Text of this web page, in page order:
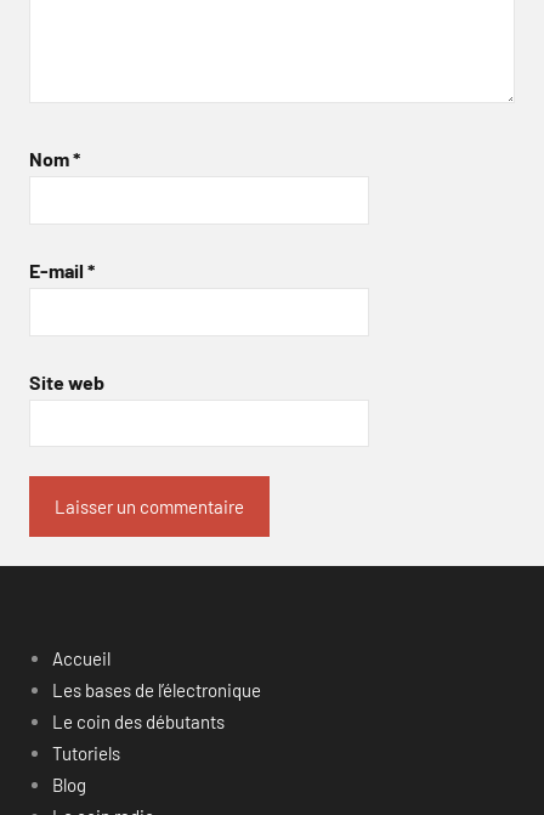
Nom*
E-mail *
Site web
Accueil
Les bases de l’électronique
Le coin des débutants
Tutoriels
Blog